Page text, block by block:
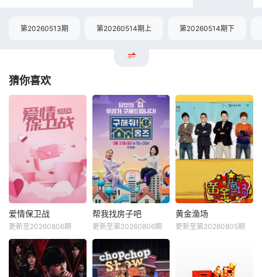
第20260513期 第20260514期上 第20260514期下
猜你喜欢
爱情保卫战
更新至20260806期
帮我找房子吧
更新至第20260806期
黄金渔场
更新至第20260805期